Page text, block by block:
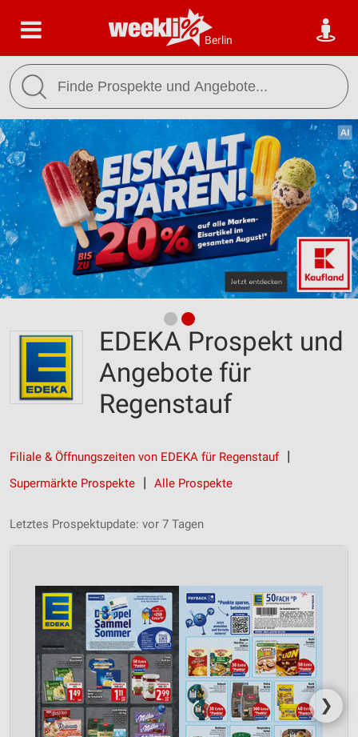
Berlin
EDEKA Prospekt und
Angebote für
Regenstauf
Filiale & Öffnungszeiten von EDEKA für Regenstauf
Supermärkte Prospekte
Alle Prospekte
Letztes Prospektupdate: vor 7 Tagen
❯